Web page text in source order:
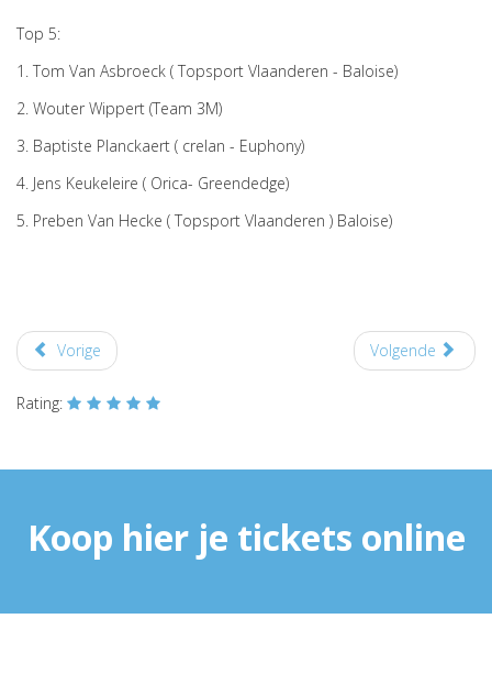
Top 5:
1. Tom Van Asbroeck ( Topsport Vlaanderen - Baloise)
2. Wouter Wippert (Team 3M)
3. Baptiste Planckaert ( crelan - Euphony)
4. Jens Keukeleire ( Orica- Greendedge)
5. Preben Van Hecke ( Topsport Vlaanderen ) Baloise)
Vorige Volgende
Rating:
Koop hier je tickets online